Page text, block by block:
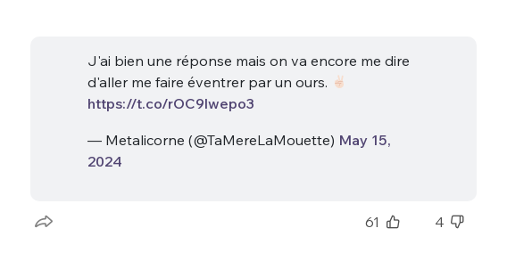
J'ai bien une réponse mais on va encore me dire
d'aller me faire éventrer par un ours.
https://t.co/rOC9lwepo3
— Metalicorne (@TaMereLaMouette) May 15,
2024
61 4
Que souhaitez-vous proposer ?
Quelques
tweets
C'EST PARTI
Ma propre
M'INSCRIRE